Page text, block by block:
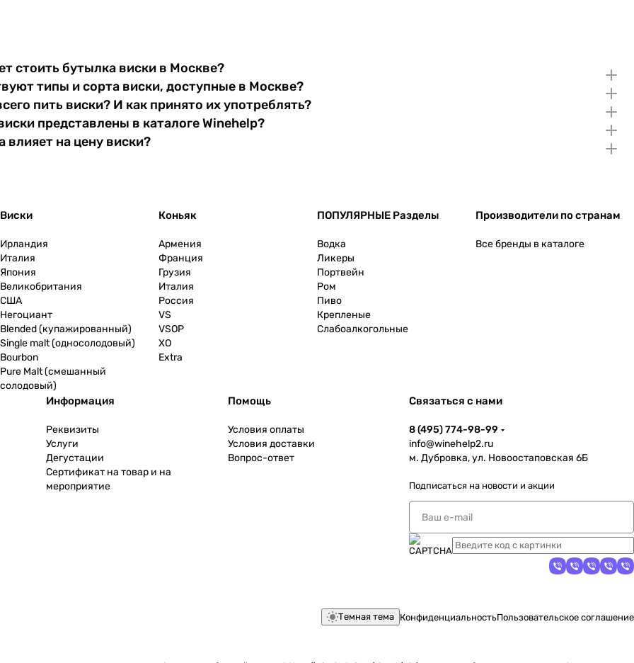
стоить бутылка виски в Москве?
типы и сорта виски, доступные в Москве?
пить виски? И как принято их употреблять?
представлены в каталоге Winehelp?
влияет на цену виски?
Виски
Ирландия
Италия
Япония
Великобритания
США
Негоциант
Blended (купажированный)
Single malt (односолодовый)
Bourbon
Pure Malt (смешанный
солодовый)
Коньяк
Армения
Франция
Грузия
Италия
Россия
VS
VSOP
XO
Extra
ПОПУЛЯРНЫЕ Разделы
Водка
Ликеры
Портвейн
Ром
Пиво
Крепленые
Слабоалкогольные
Производители по странам
Все бренды в каталоге
Информация
Реквизиты
Услуги
Дегустации
Сертификат на товар и на
мероприятие
Помощь
Условия оплаты
Условия доставки
Вопрос-ответ
Связаться с нами
8 (495) 774-98-99
info@winehelp2.ru
м. Дубровка, ул. Новоостаповская 6Б
Подписаться на новости и акции
Темная тема КонфиденциальностьПользовательское соглашение